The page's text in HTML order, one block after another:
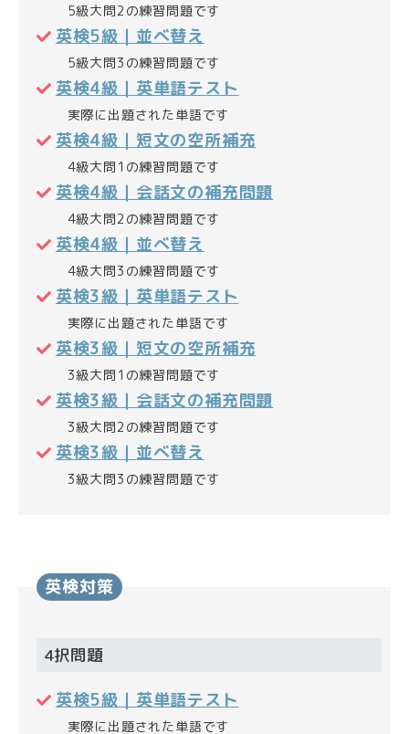
5級大問2の練習問題です
英検5級｜並べ替え
5級大問3の練習問題です
英検4級｜英単語テスト
実際に出題された単語です
英検4級｜短文の空所補充
4級大問1の練習問題です
英検4級｜会話文の補充問題
4級大問2の練習問題です
英検4級｜並べ替え
4級大問3の練習問題です
英検3級｜英単語テスト
実際に出題された単語です
英検3級｜短文の空所補充
3級大問1の練習問題です
英検3級｜会話文の補充問題
3級大問2の練習問題です
英検3級｜並べ替え
3級大問3の練習問題です
英検対策
4択問題
英検5級｜英単語テスト
実際に出題された単語です